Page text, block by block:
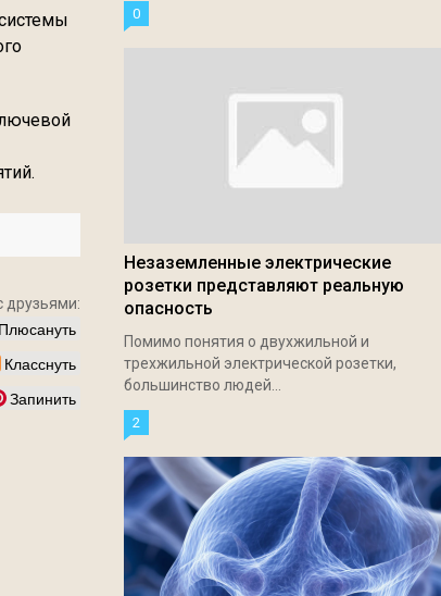
друзьями:
Плюсануть
Класснуть
Запинить
0
Незаземленные электрические
розетки представляют реальную
опасность
Помимо понятия о двухжильной и
трехжильной электрической розетки,
большинство людей...
2